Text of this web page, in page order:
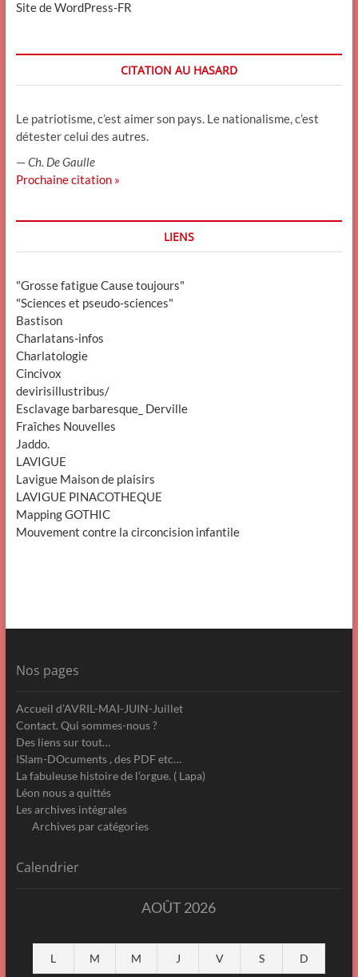
Site de WordPress-FR
CITATION AU HASARD
Le patriotisme, c’est aimer son pays. Le nationalisme, c’est
détester celui des autres.
—Ch. De Gaulle
Prochaine citation »
LIENS
"Grosse fatigue Cause toujours"
"Sciences et pseudo-sciences"
Bastison
Charlatans-infos
Charlatologie
Cincivox
devirisillustribus/
Esclavage barbaresque_ Derville
Fraîches Nouvelles
Jaddo.
LAVIGUE
Lavigue Maison de plaisirs
LAVIGUE PINACOTHEQUE
Mapping GOTHIC
Mouvement contre la circoncision infantile
Nos pages
Accueil d’AVRIL-MAI-JUIN-Juillet
Contact. Qui sommes-nous ?
Des liens sur tout…
ISlam-DOcuments , des PDF etc…
La fabuleuse histoire de l’orgue. ( Lapa)
Léon nous a quittés
Les archives intégrales
Archives par catégories
Calendrier
AOÛT 2026
L M M J V S D